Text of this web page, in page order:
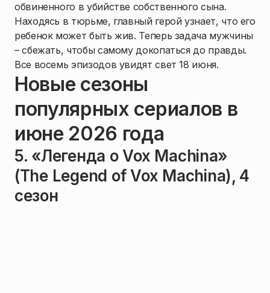
обвиненного в убийстве собственного сына.
Находясь в тюрьме, главный герой узнает, что его
ребенок может быть жив. Теперь задача мужчины
– сбежать, чтобы самому докопаться до правды.
Все восемь эпизодов увидят свет 18 июня.
Новые сезоны
популярных сериалов в
июне 2026 года
5. «Легенда о Vox Machina»
(The Legend of Vox Machina), 4
сезон